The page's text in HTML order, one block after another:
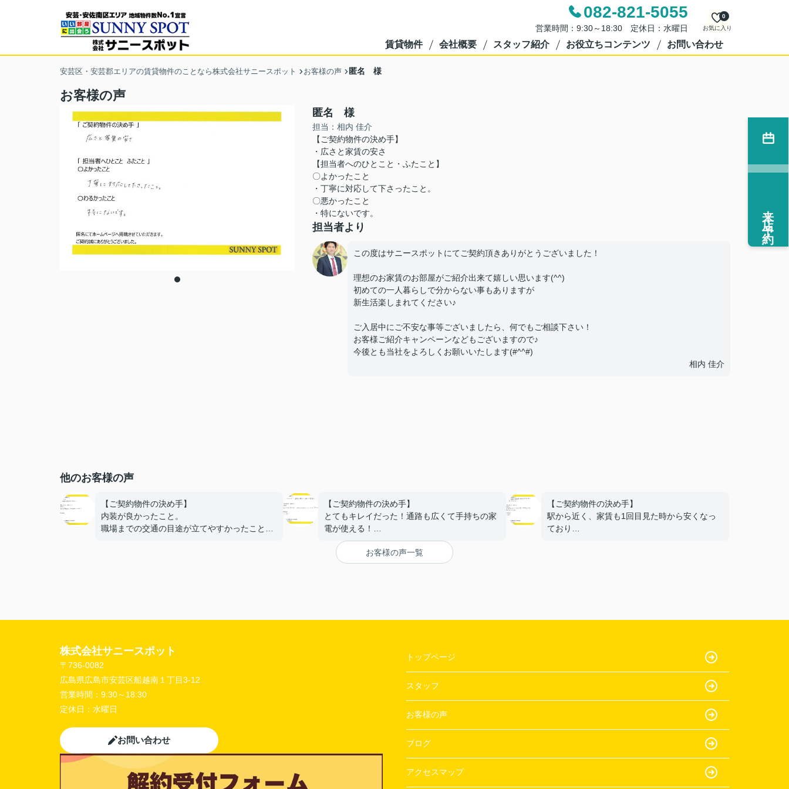
082-821-5055
営業時間：9:30～18:30 定休日：水曜日 お気に入り
0
賃貸物件 会社概要 スタッフ紹介 お役立ちコンテンツ お問い合わせ
安芸区・安芸郡エリアの賃貸物件のことなら株式会社サニースポット お客様の声 匿名 様
お客様の声
匿名 様
担当：相内 佳介
【ご契約物件の決め手】
・広さと家賃の安さ
【担当者へのひとこと・ふたこと】
〇よかったこと
・丁寧に対応して下さったこと。
〇悪かったこと
・特にないです。
担当者より
この度はサニースポットにてご契約頂きありがとうございました！
理想のお家賃のお部屋がご紹介出来て嬉しい思います(^^)
初めての一人暮らしで分からない事もありますが
新生活楽しまれてください♪
ご入居中にご不安な事等ございましたら、何でもご相談下さい！
お客様ご紹介キャンペーンなどもございますので♪
今後とも当社をよろしくお願いいたします(#^^#)
相内 佳介
他のお客様の声
【ご契約物件の決め手】
内装が良かったこと。
職場までの交通の目途が立てやすかったこと。
【ご契約物件の決め手】
とてもキレイだった！通路も広くて手持ちの家
電が使える！
【担当者へのひとこと・ふたこと】
〇よかったこと：
対応がとてもやわらかく、不なれな私たちにと
【ご契約物件の決め手】
駅から近く、家賃も1回目見た時から安くなっ
ており
お客様の声一覧
来店予約
株式会社サニースポット
〒736-0082
広島県広島市安芸区船越南１丁目3-12
営業時間： 9:30～18:30
定休日： 水曜日
お問い合わせ
トップページ
スタッフ
お客様の声
ブログ
アクセスマップ